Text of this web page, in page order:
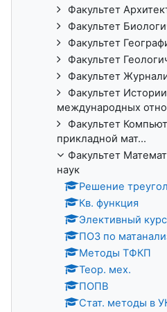
Факультет
Факультет
Факультет
Факультет
Факультет
Факультет
международных
Факультет
прикладной мат...
Факультет
наук
Решение
Кв. функция
Элективный
ПОЗ по
Методы ТФКП
Теор. мех.
ПОПВ
Стат. методы в